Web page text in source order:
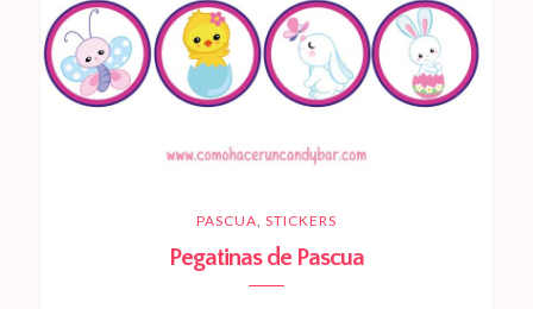
PASCUA, STICKERS
Pegatinas de Pascua